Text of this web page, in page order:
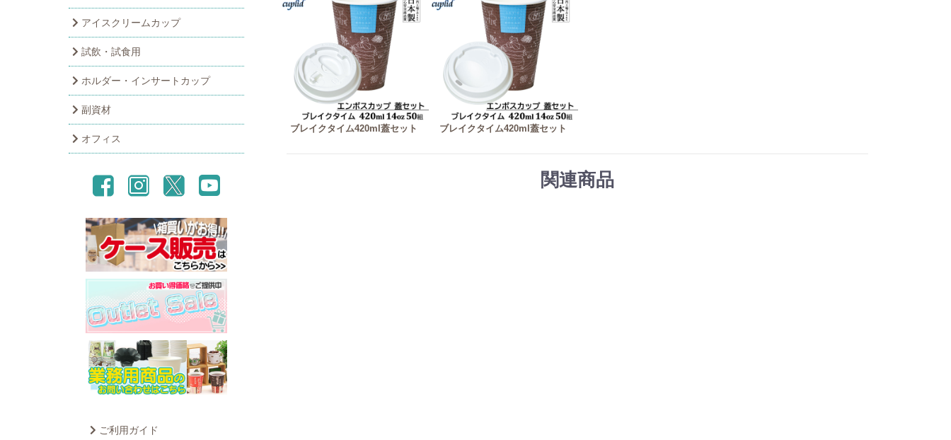
アイスクリームカップ
試飲・試食用
ホルダー・インサートカップ
副資材
オフィス
ご利用ガイド
ブレイクタイム420ml蓋セット ブレイクタイム420ml蓋セット
関連商品